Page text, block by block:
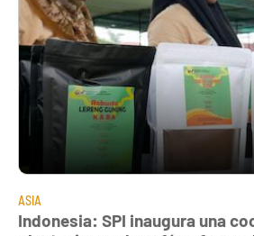
ASIA
Indonesia: SPI inaugura una